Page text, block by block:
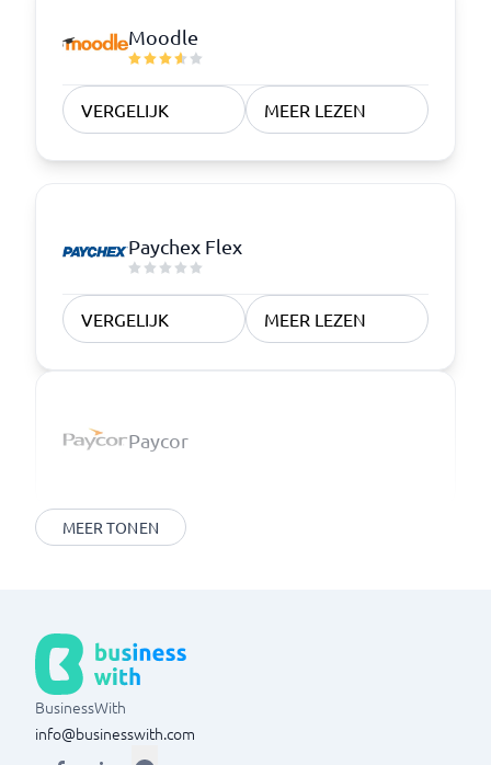
Moodle
VERGELIJK MEER LEZEN
Paychex Flex
VERGELIJK MEER LEZEN
Paycor
MEER TONEN
BusinessWith
info@businesswith.com